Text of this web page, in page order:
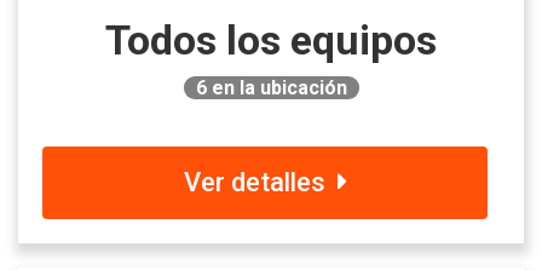
Todos los equipos
6en la ubicación
Ver detalles